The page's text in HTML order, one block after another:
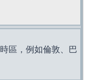
區，例如倫敦、巴